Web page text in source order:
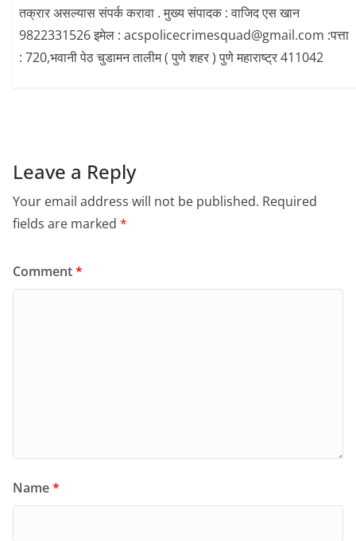
तक्रार असल्यास संपर्क करावा . मुख्य संपादक : वाजिद एस खान
9822331526 इमेल : acspolicecrimesquad@gmail.com :पत्ता
: 720,भवानी पेठ चुडामन तालीम ( पुणे शहर ) पुणे महाराष्ट्र 411042
Leave a Reply
Your email address will not be published. Required
fields are marked *
Comment*
Name*